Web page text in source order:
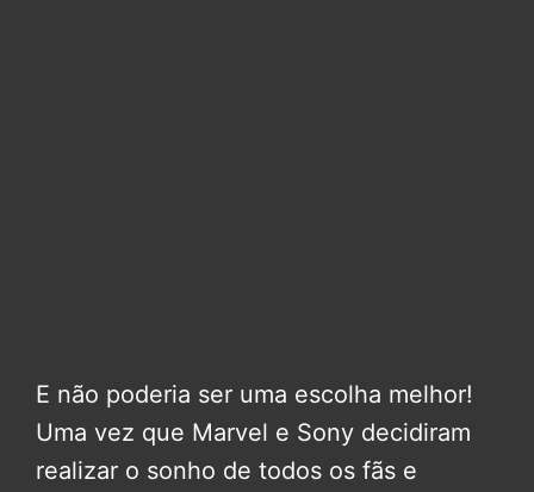
E não poderia ser uma escolha melhor!
Uma vez que Marvel e Sony decidiram
realizar o sonho de todos os fãs e